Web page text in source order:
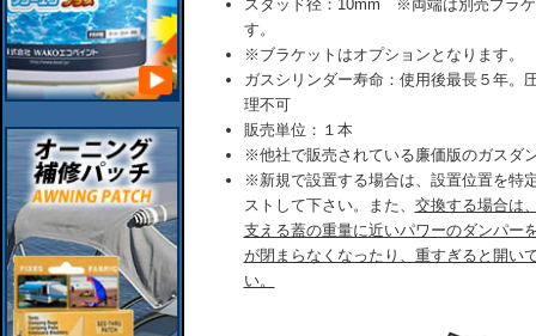
スタッド径：10mm ※両端は別売ブラ
す。
※ブラケットはオプションとなります。
ガスシリンダー寿命：使用後最長５年
理不可
販売単位：１本
※他社で販売されている廉価版のガスダ
※新規で設置する場合は、設置位置を特
ストして下さい。また、 交換する場合は
支える蓋の重量に近いパワーのダンパー
が閉まらなくなったり、重すぎると開い
い。